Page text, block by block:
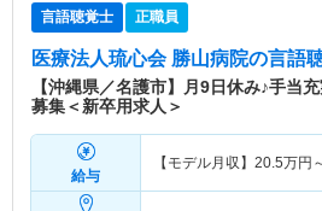
言語聴覚士 正職員
医療法人琉心会 勝山病院の言語
【沖縄県／名護市】月9日休み♪手当
募集＜新卒用求人＞
給与
【モデル月収】 20.5万円